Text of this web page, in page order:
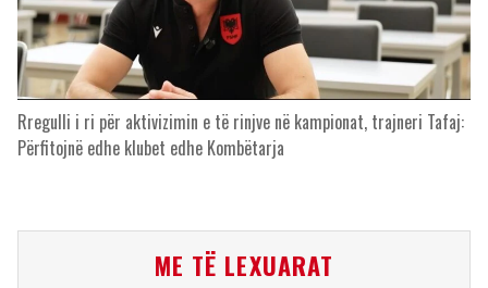
Rregulli i ri për aktivizimin e të rinjve në kampionat, trajneri Tafaj:
Përfitojnë edhe klubet edhe Kombëtarja
ME TË LEXUARAT